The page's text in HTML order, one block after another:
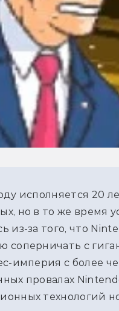
исполняется 20
но в то же время
из-за того, что
соперничать с
империя с более
провалах
технологий